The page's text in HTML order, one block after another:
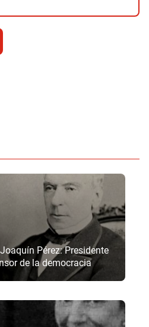
Pérez: Presidente
de la democracia